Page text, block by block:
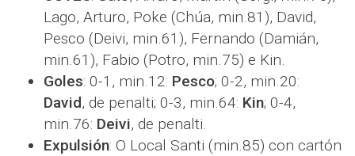
Lago, Arturo, Poke (Chúa, min.81), David,
Pesco (Deivi, min.61), Fernando (Damián,
min.61), Fabio (Potro, min.75) e Kin.
Goles: 0-1, min.12: Pesco; 0-2, min.20:
David, de penalti; 0-3, min.64: Kin; 0-4,
min.76: Deivi, de penalti.
Expulsión: O Local Santi (min.85) con cartón